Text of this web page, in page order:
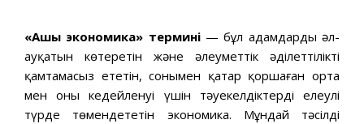
«Ашық экономика» термині— бұл адамдардың әл-
ауқатын көтеретін және әлеуметтік әділеттілікті
қамтамасыз ететін, сонымен қатар қоршаған орта
мен оның кедейленуі үшін тәуекелдіктерді елеулі
түрде төмендететін экономика. Мұндай тәсілдің